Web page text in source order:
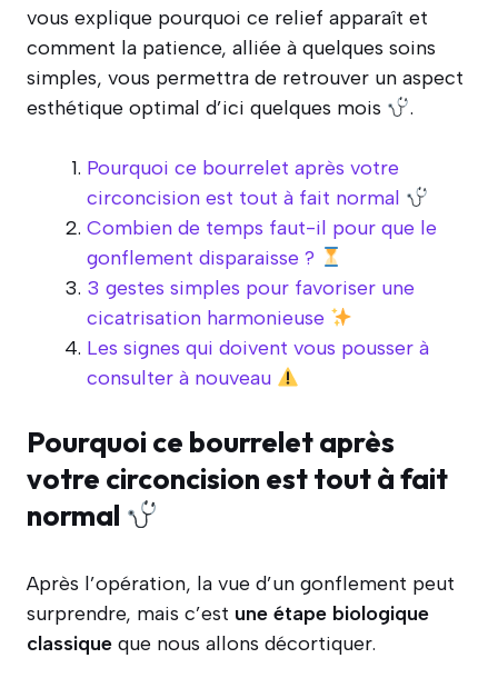
vous explique pourquoi ce relief apparaît et
comment la patience, alliée à quelques soins
simples, vous permettra de retrouver un aspect
esthétique optimal d’ici quelques mois
.
Pourquoi ce bourrelet après votre
circoncision est tout à fait normal
Combien de temps faut-il pour que le
gonflement disparaisse ?
3 gestes simples pour favoriser une
cicatrisation harmonieuse
Les signes qui doivent vous pousser à
consulter à nouveau
Pourquoi ce bourrelet après
votre circoncision est tout à fait
normal
Après l’opération, la vue d’un gonflement peut
surprendre, mais c’est une étape biologique
classique que nous allons décortiquer.